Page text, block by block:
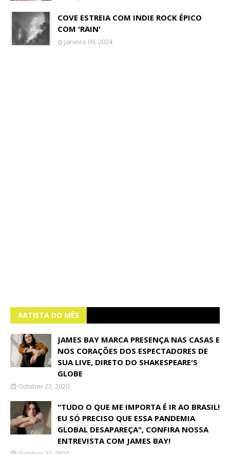
COVE ESTREIA COM INDIE ROCK ÉPICO
COM 'RAIN'
Janeiro 09, 2024
ARTISTA DO MÊS
JAMES BAY MARCA PRESENÇA NAS CASAS E
NOS CORAÇÕES DOS ESPECTADORES DE
SUA LIVE, DIRETO DO SHAKESPEARE'S
GLOBE
October 23, 2020
"TUDO O QUE ME IMPORTA É IR AO BRASIL!
EU SÓ PRECISO QUE ESSA PANDEMIA
GLOBAL DESAPAREÇA", CONFIRA NOSSA
ENTREVISTA COM JAMES BAY!